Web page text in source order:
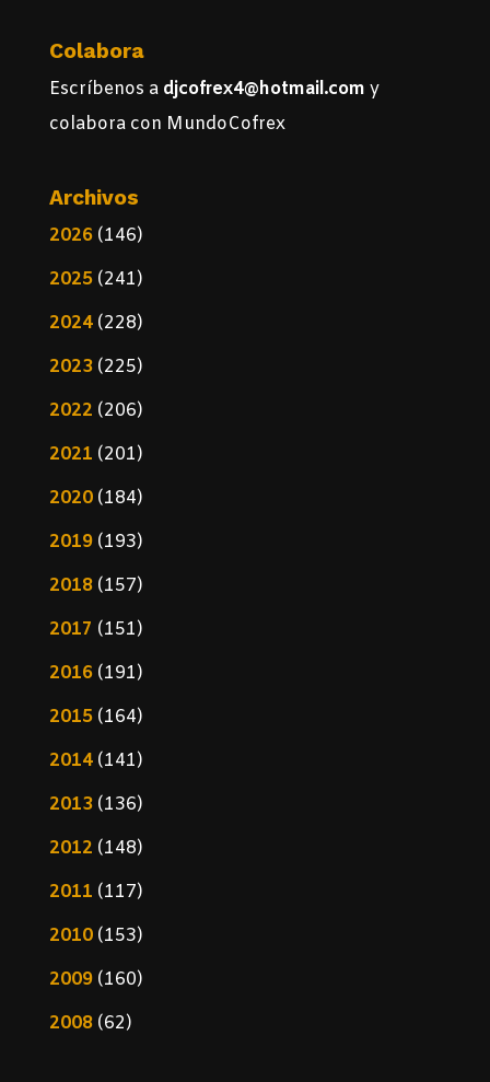
Colabora
Escríbenos a djcofrex4@hotmail.com y
colabora con MundoCofrex
Archivos
2026(146)
2025(241)
2024(228)
2023(225)
2022 (206)
2021 (201)
2020(184)
2019(193)
2018(157)
2017 (151)
2016(191)
2015(164)
2014(141)
2013(136)
2012 (148)
2011 (117)
2010(153)
2009(160)
2008(62)